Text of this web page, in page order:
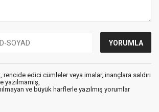
rencide edici cümleler veya imalar, inançlara saldırı
yazılmamış,
ve büyük harflerle yazılmış yorumlar